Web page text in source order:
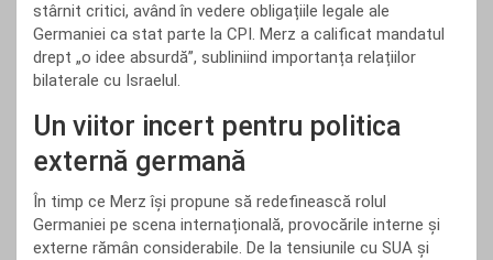
stârnit critici, având în vedere obligațiile legale ale
Germaniei ca stat parte la CPI. Merz a calificat mandatul
drept „o idee absurdă”, subliniind importanța relațiilor
bilaterale cu Israelul.
Un viitor incert pentru politica
externă germană
În timp ce Merz își propune să redefinească rolul
Germaniei pe scena internațională, provocările interne și
externe rămân considerabile. De la tensiunile cu SUA și